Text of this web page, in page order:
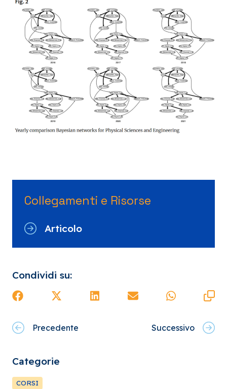
Collegamenti e Risorse
Articolo
Condividi su:
Precedente Successivo
Categorie
CORSI